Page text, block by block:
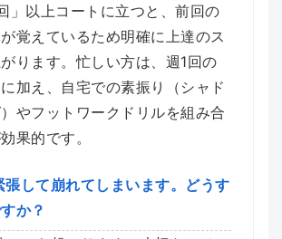
」以上コートに立つと、前回の
覚えているため明確に上達のス
ります。忙しい方は、週1回の
加え、自宅での素振り（シャド
やフットワークドリルを組み合
果的です。
張して崩れてしまいます。どうす
か？